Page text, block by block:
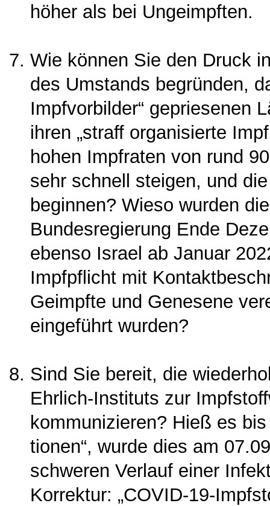
höher als bei Ungeimpften.
Wie können Sie den Druck
des Umstands begrün­den,
Impfvorbilder“ ge­priesenen
ihren „straff organisierte
hohen Impfraten von rund
sehr schnell steigen, und
beginnen? Wieso wurden
Bundesregierung Ende
ebenso Israel ab Januar
Impfpflicht mit
Geimpfte und Genesene
eingeführt wurden?
Sind Sie bereit, die
Ehrlich-Instituts zur
kommunizieren? Hieß es
tionen“, wurde dies am
schweren Verlauf einer
Korrektur: „COVID-19-